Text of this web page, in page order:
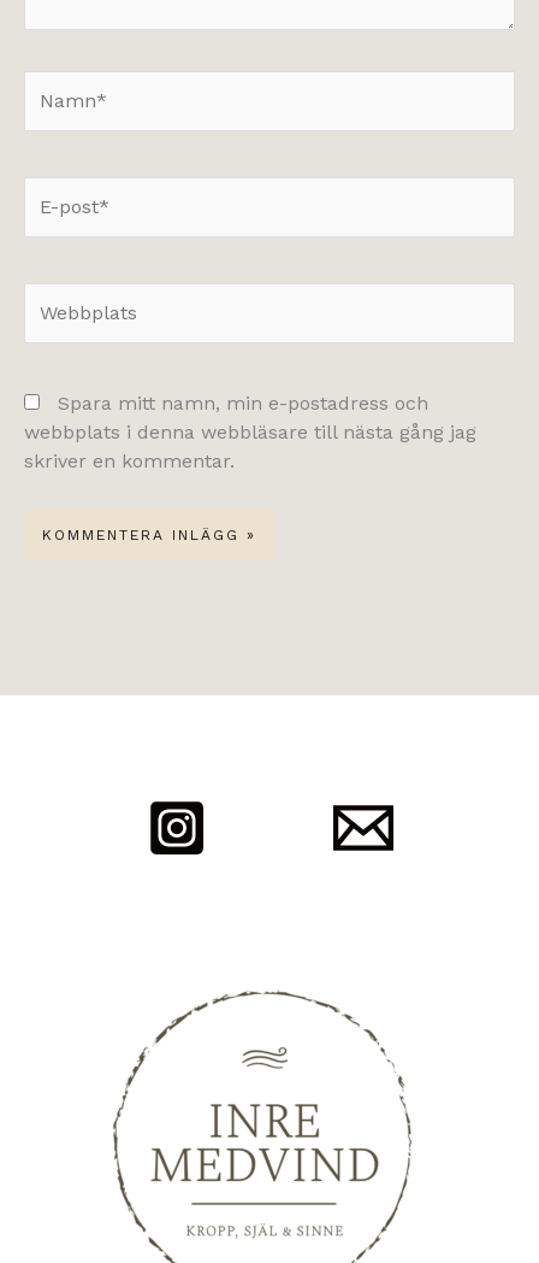
post*
Spara mitt namn, min e-postadress och
webbplats i denna webbläsare till nästa gång jag
skriver en kommentar.